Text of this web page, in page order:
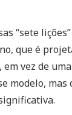
“sete
que é
vez de
modelo,